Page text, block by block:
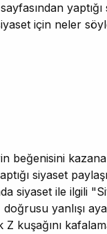
yaptığı
için neler
beğenisini
siyaset
siyaset ile ilgili
yanlışı
kuşağını